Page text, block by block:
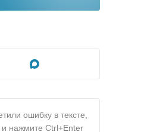
ошибку в тексте,
нажмите Ctrl+Enter